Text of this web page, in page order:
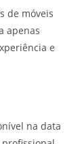
de móveis
apenas
e
na data